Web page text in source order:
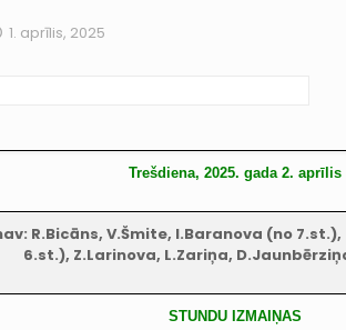
1. aprīlis, 2025
Trešdiena, 2025. gada 2. aprīlis
R.Bicāns, V.Šmite, I.Baranova (no
6.st.), Z.Larinova, L.Zariņa,
STUNDU IZMAIŅAS